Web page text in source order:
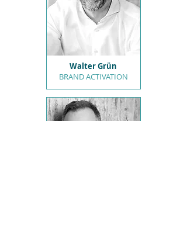
Walter Grün
BRAND ACTIVATION